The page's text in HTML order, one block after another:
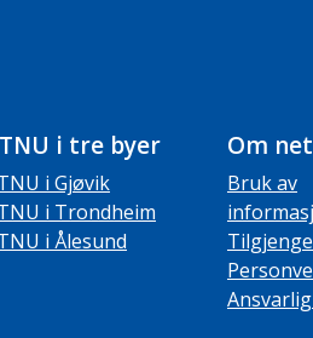
i tre byer
i Gjøvik
i Trondheim
i Ålesund
Om
Bruk av